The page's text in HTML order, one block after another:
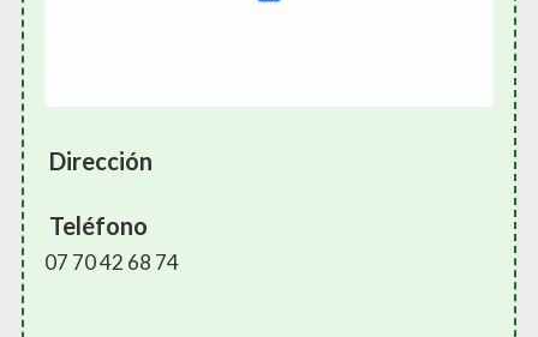
Dirección
Teléfono
07 70 42 68 74